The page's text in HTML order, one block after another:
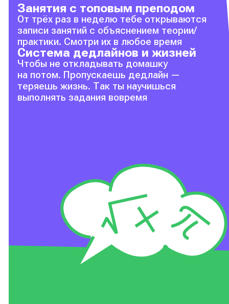
Занятия с топовым преподом
От трёх раз в неделю тебе открываются
записи занятий с объяснением теории/
практики. Смотри их в любое время
Система дедлайнов и жизней
Чтобы не откладывать домашку
на потом. Пропускаешь дедлайн —
теряешь жизнь. Так ты научишься
выполнять задания вовремя